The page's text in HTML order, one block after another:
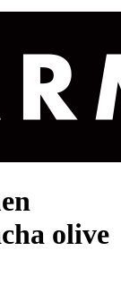
olive